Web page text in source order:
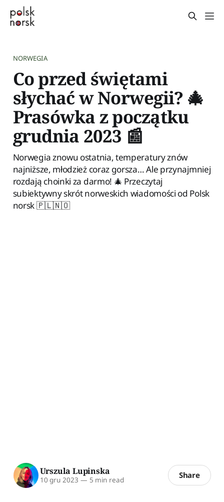
NORWEGIA
Co przed świętami
słychać w Norwegii? 🎄
Prasówka z początku
grudnia 2023 📰
Norwegia znowu ostatnia, temperatury znów
najniższe, młodzież coraz gorsza… Ale przynajmniej
rozdają choinki za darmo! 🎄 Przeczytaj
subiektywny skrót norweskich wiadomości od Polsk
norsk 🇵🇱🇳🇴
Urszula Lupinska
10 gru 2023 — 5 min read Share